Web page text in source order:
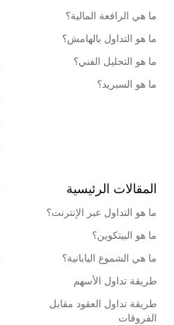
ما هي الرافعة المالية؟
ما هو التداول بالهامش؟
ما هو التحليل الفني؟
ما هو السبريد؟
المقالات الرئيسية
ما هو التداول عبر الإنترنت؟
ما هو البيتكوين؟
ما هي الشموع اليابانية؟
طريقة تداول الأسهم
طريقة تداول العقود مقابل
الفروقات